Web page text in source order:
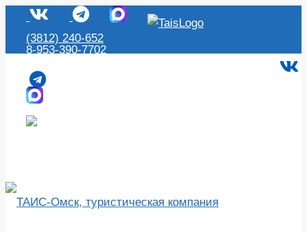
(3812) 240-652
8-953-390-7702